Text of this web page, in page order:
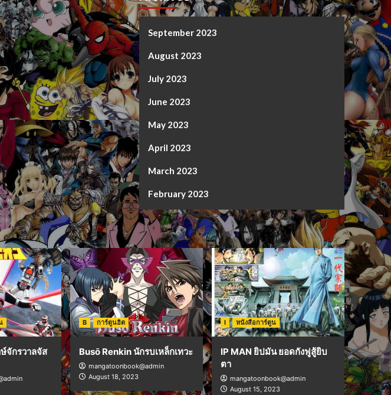
September 2023
August 2023
July 2023
June 2023
May 2023
April 2023
March 2023
February 2023
จักรวาลจัส
B การ์ตูนฮิต
Busō Renkin นักรบเหล็กเทวะ
mangatoonbook@admin
August 18, 2023
I หนังสือการ์ตูน
IP MAN ยิปมัน ยอดกังฟูสู้ยิบ
ตา
mangatoonbook@admin
August 15, 2023